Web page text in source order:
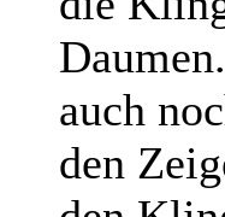
auch
den